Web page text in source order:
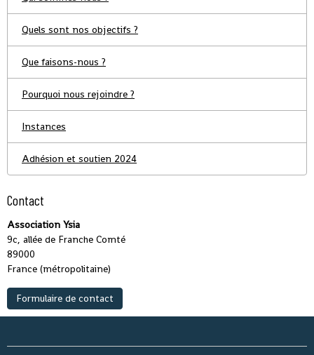
Quels sont nos objectifs ?
Que faisons-nous ?
Pourquoi nous rejoindre ?
Instances
Adhésion et soutien 2024
Contact
Association Ysia
9c, allée de Franche Comté
89000
France (métropolitaine)
Formulaire de contact